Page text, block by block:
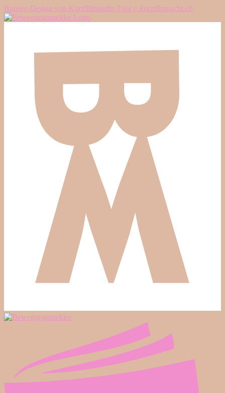
Banner-Design von Kurzfilmnacht-Tour // kurzfilmnacht.ch